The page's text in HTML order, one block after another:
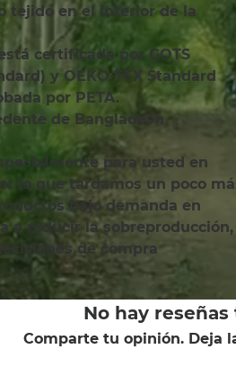
y OEKO-TEX Standard
por PETA.
de Bangladesh
lo que tardamos un poco
bajo demanda en
a reducir la sobreproducción,
de compra
No hay reseñas
Comparte tu opinión. Deja